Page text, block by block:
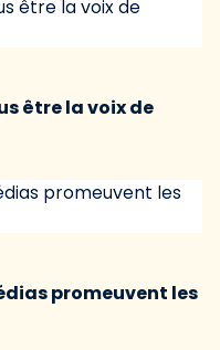
être la voix de
promeuvent les